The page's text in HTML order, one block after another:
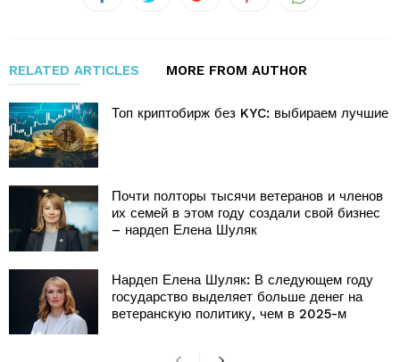
RELATED ARTICLES MORE FROM AUTHOR
Топ криптобирж без KYC: выбираем лучшие
Почти полторы тысячи ветеранов и членов
их семей в этом году создали свой бизнес
– нардеп Елена Шуляк
Нардеп Елена Шуляк: В следующем году
государство выделяет больше денег на
ветеранскую политику, чем в 2025-м